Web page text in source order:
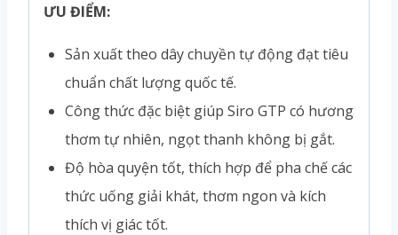
ƯU ĐIỂM:
Sản xuất theo dây chuyền tự động đạt tiêu
chuẩn chất lượng quốc tế.
Công thức đặc biệt giúp Siro GTP có hương
thơm tự nhiên, ngọt thanh không bị gắt.
Độ hòa quyện tốt, thích hợp để pha chế các
thức uống giải khát, thơm ngon và kích
thích vị giác tốt.